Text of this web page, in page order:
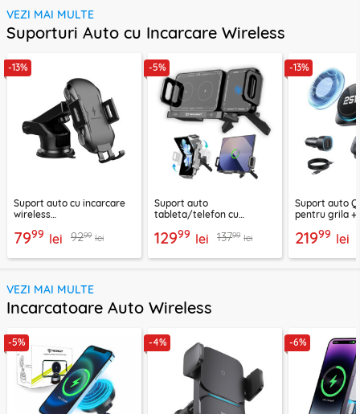
VEZI MAI MULTE
Suporturi Auto cu Incarcare Wireless
-13%
Suport auto cu incarcare
wireless
Techsuit, CAPD032
7999 lei 9299 lei
-5%
Suport auto
tableta/telefon cu
premium 15W, grila
ventilatie, rotatie 90°,
Techsuit ModoDock SW1
12999 lei 13799 lei
-13%
Suport auto
pentru grila +
21999 lei
VEZI MAI MULTE
Incarcatoare Auto Wireless
-5% -4% -6%